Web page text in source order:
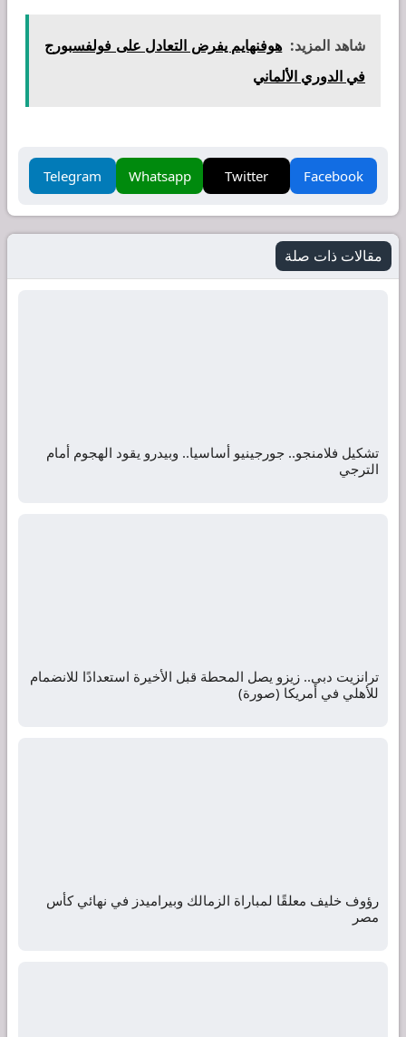
شاهد المزيد: هوفنهايم يفرض التعادل على فولفسبورج
في الدوري الألماني
Facebook
Twitter
Whatsapp
Telegram
مقالات ذات صلة
تشكيل فلامنجو.. جورجينيو أساسيا.. وبيدرو يقود الهجوم أمام
الترجي
ترانزيت دبي.. زيزو يصل المحطة قبل الأخيرة استعدادًا للانضمام
للأهلي في أمريكا (صورة)
رؤوف خليف معلقًا لمباراة الزمالك وبيراميدز في نهائي كأس
مصر